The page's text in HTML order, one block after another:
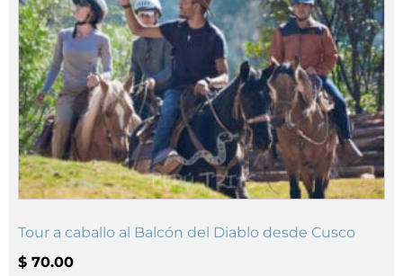
Tour a caballo al Balcón del Diablo desde Cusco
$ 70.00